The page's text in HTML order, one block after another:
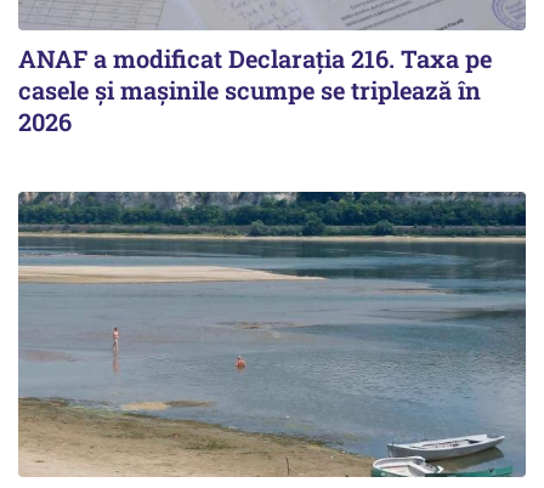
ANAF a modificat Declarația 216. Taxa pe
casele și mașinile scumpe se triplează în
2026